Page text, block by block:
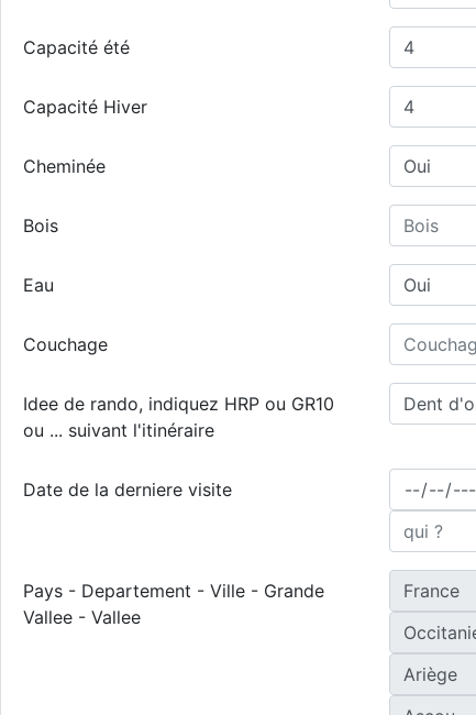
Capacité été
Capacité Hiver
Cheminée
Bois
Eau
Couchage
Idee de rando, indiquez HRP ou GR10
ou ... suivant l'itinéraire
Date de la derniere visite
Pays - Departement - Ville - Grande
Vallee - Vallee